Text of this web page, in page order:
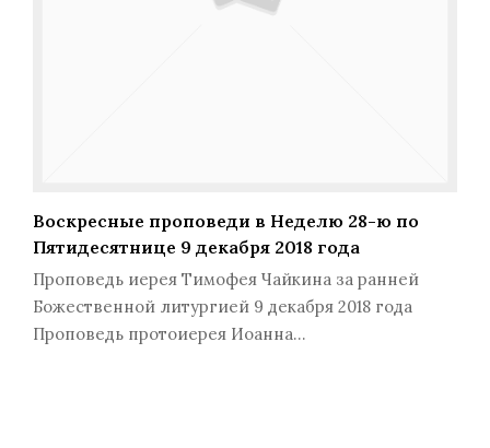
Воскресные проповеди в Неделю 28-ю по
Пятидесятнице 9 декабря 2018 года
Проповедь иерея Тимофея Чайкина за ранней
Божественной литургией 9 декабря 2018 года
Проповедь протоиерея Иоанна…